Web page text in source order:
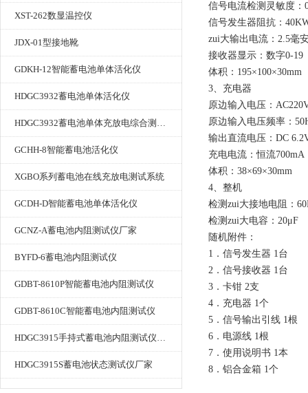
XST-262数显温控仪
JDX-01型接地靴
GDKH-12智能蓄电池单体活化仪
HDGC3932蓄电池单体活化仪
HDGC3932蓄电池单体充放电综合测试仪
GCHH-8智能蓄电池活化仪
XGBO系列蓄电池在线充放电测试系统
GCDH-D智能蓄电池单体活化仪
GCNZ-A蓄电池内阻测试仪厂家
BYFD-6蓄电池内阻测试仪
GDBT-8610P智能蓄电池内阻测试仪
GDBT-8610C智能蓄电池内阻测试仪
HDGC3915手持式蓄电池内阻测试仪厂家
HDGC3915S蓄电池状态测试仪厂家
信号电流检测灵敏度：
信号发生器阻抗：
zui大输出电流：2.5毫
接收器显示：数字0-19
体积：195×100×30mm
3、充电器
原边输入电压：
原边输入电压频率：
输出直流电压：DC
充电电流：恒流
体积：38×69×30mm
4、整机
检测zui大接地电阻：
检测zui大电容：20μF
随机附件：
1．信号发生器 1台
2．信号接收器 1台
3．卡钳 2支
4．充电器 1个
5．信号输出引线 1根
6．电源线 1根
7．使用说明书 1本
8．铝合金箱 1个